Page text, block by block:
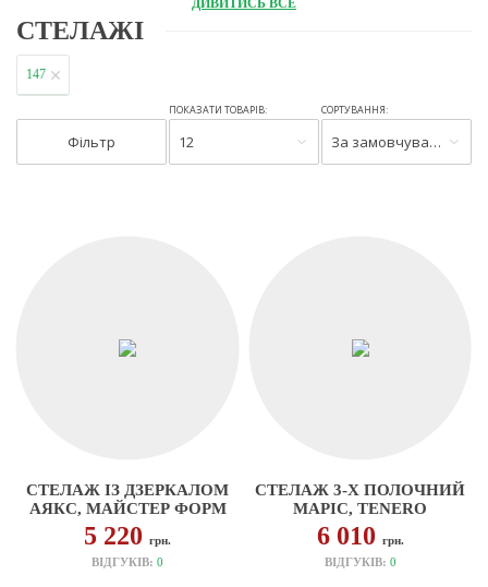
ДИВИТИСЬ ВСЕ
СТЕЛАЖІ
147
Фільтр
ПОКАЗАТИ ТОВАРІВ:
12
СОРТУВАННЯ:
За замовчуванням
СТЕЛАЖ ІЗ ДЗЕРКАЛОМ
АЯКС, МАЙСТЕР ФОРМ
5 220грн.
ВІДГУКІВ:0
СТЕЛАЖ 3-Х ПОЛОЧНИЙ
МАРІС, TENERO
6 010 грн.
ВІДГУКІВ: 0